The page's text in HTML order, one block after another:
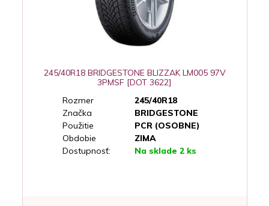
245/40R18 BRIDGESTONE BLIZZAK LM005 97V
3PMSF [DOT 3622]
Rozmer
245/40R18
Značka
BRIDGESTONE
Použitie
PCR (OSOBNE)
Obdobie
ZIMA
Dostupnosť:
Na sklade 2 ks